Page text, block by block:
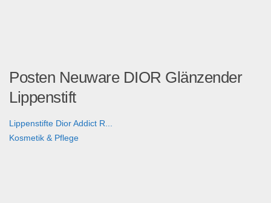
Posten Neuware DIOR Glänzender
Lippenstift
Lippenstifte Dior Addict R...
Kosmetik & Pflege